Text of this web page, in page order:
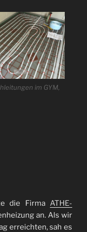
im GYM,
die Firma ATHE-
an. Als wir
erreichten, sah es